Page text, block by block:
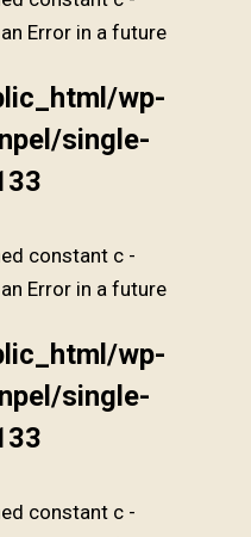
Error in a future
wp-
single-
constant c -
Error in a future
wp-
single-
constant c -